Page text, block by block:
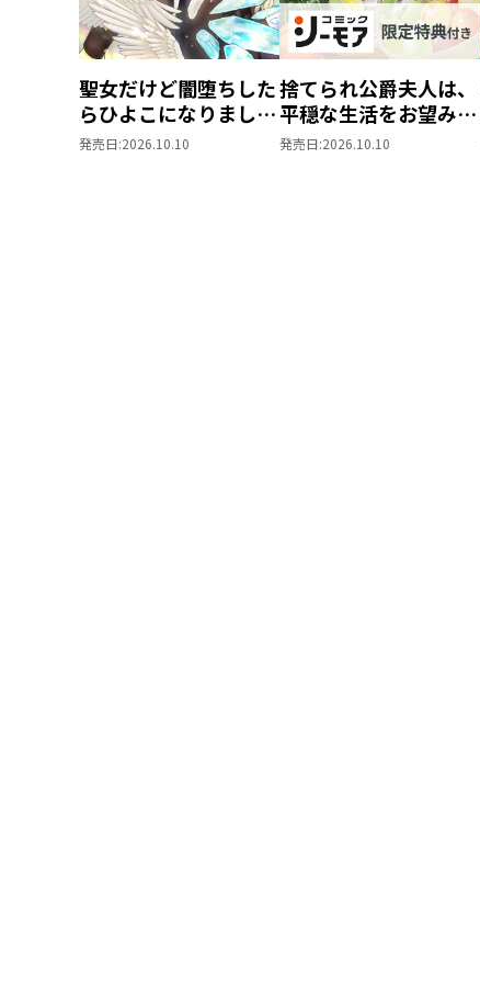
聖女だけど闇堕ちした
らひよこになりまし
た！@COMIC 第4巻
発売日:2026.10.10
捨てられ公爵夫人は、
平穏な生活をお望みの
ようです@COMIC 第3
発売日:2026.10.10